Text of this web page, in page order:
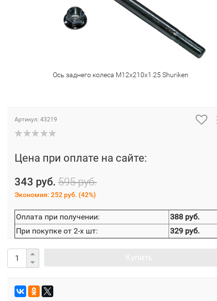
Ось заднего колеса М12х210х1.25 Shuriken
Артикул: 43219
Цена при оплате на сайте:
343 руб. 595 руб.
Экономия: 252 руб. (42%)
Оплата при получении:
388 руб.
При покупке от 2-х шт:
329 руб.